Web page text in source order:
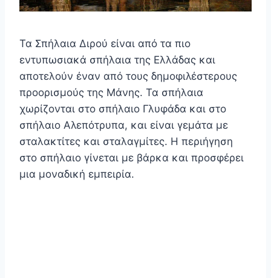
Τα Σπήλαια Διρού είναι από τα πιο
εντυπωσιακά σπήλαια της Ελλάδας και
αποτελούν έναν από τους δημοφιλέστερους
προορισμούς της Μάνης. Τα σπήλαια
χωρίζονται στο σπήλαιο Γλυφάδα και στο
σπήλαιο Αλεπότρυπα, και είναι γεμάτα με
σταλακτίτες και σταλαγμίτες. Η περιήγηση
στο σπήλαιο γίνεται με βάρκα και προσφέρει
μια μοναδική εμπειρία.